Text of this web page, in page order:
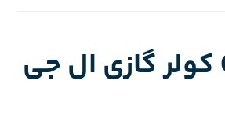
ارور CH06 کولر گازی ال جی